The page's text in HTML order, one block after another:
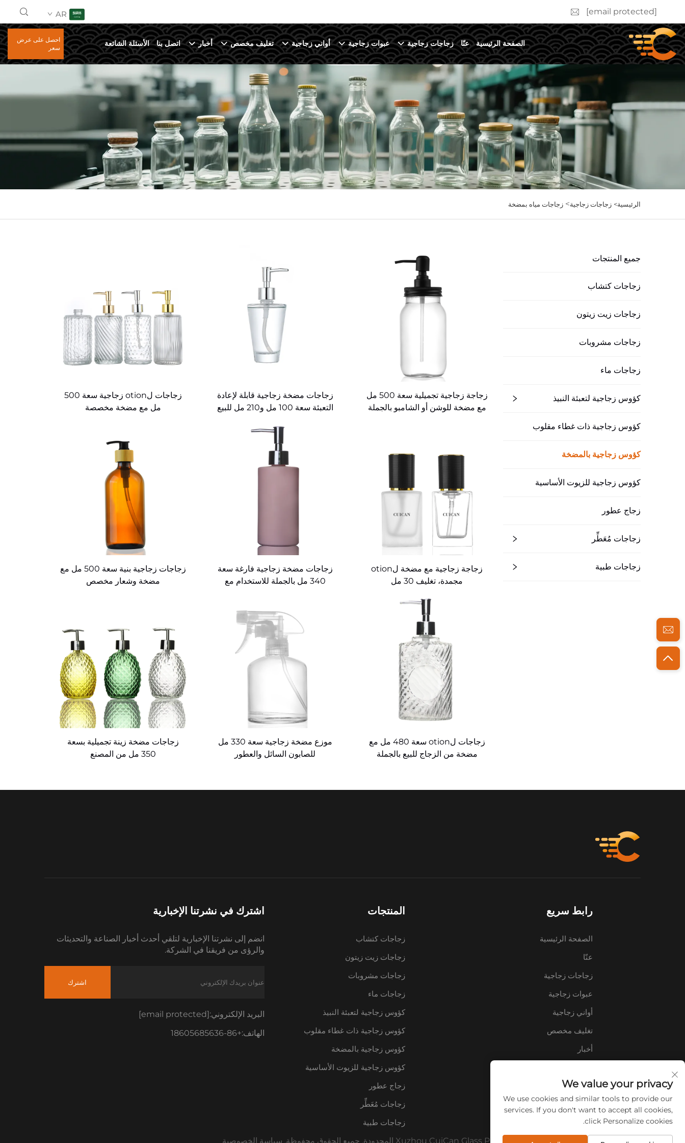
[email protected]
AR
الصفحة الرئيسية عنّا زجاجات زجاجية عبوات زجاجية أواني زجاجية تغليف مخصص أخبار اتصل بنا الأسئلة الشائعة
احصل على عرض
سعر
الرئيسية> زجاجات زجاجية> زجاجات مياه بمضخة
جميع المنتجات
زجاجات كتشاب
زجاجات زيت زيتون
زجاجات مشروبات
زجاجات ماء
كؤوس زجاجية لتعبئة النبيذ
كؤوس زجاجية ذات غطاء مقلوب
كؤوس زجاجية بالمضخة
كؤوس زجاجية للزيوت الأساسية
زجاج عطور
زجاجات مُعَطِّر
زجاجات طبية
زجاجة زجاجية تجميلية سعة 500 مل
مع مضخة للوشن أو الشامبو بالجملة
زجاجات مضخة زجاجية قابلة لإعادة
التعبئة سعة 100 مل و210 مل للبيع
زجاجات لotion زجاجية سعة 500
مل مع مضخة مخصصة
زجاجة زجاجية مع مضخة لotion
مجمدة، تغليف 30 مل
زجاجات مضخة زجاجية فارغة سعة
340 مل بالجملة للاستخدام مع
زجاجات زجاجية بنية سعة 500 مل مع
مضخة وشعار مخصص
زجاجات لotion سعة 480 مل مع
مضخة من الزجاج للبيع بالجملة
موزع مضخة زجاجية سعة 330 مل
للصابون السائل والعطور
زجاجات مضخة زينة تجميلية بسعة
350 مل من المصنع
رابط سريع
الصفحة الرئيسية
عنّا
زجاجات زجاجية
عبوات زجاجية
أواني زجاجية
تغليف مخصص
أخبار
الأسئلة الشائعة
المنتجات
زجاجات كتشاب
زجاجات زيت زيتون
زجاجات مشروبات
زجاجات ماء
كؤوس زجاجية لتعبئة النبيذ
كؤوس زجاجية ذات غطاء مقلوب
كؤوس زجاجية بالمضخة
كؤوس زجاجية للزيوت الأساسية
زجاج عطور
زجاجات مُعَطِّر
زجاجات طبية
اشترك في نشرتنا الإخبارية
انضم إلى نشرتنا الإخبارية لتلقي أحدث أخبار الصناعة والتحديثات
والرؤى من فريقنا في الشركة.
اشترك
البريد الإلكتروني:[email protected]
الهاتف:+86-18605685636
حقوق الطبع والنشر © 2026 شركة Xuzhou CuiCan Glass Products المحدودة. جميع الحقوق محفوظة. سياسة الخصوصية
We value your privacy
We use cookies and similar tools to provide our
services. If you don't want to accept all cookies,
click Personalize cookies.